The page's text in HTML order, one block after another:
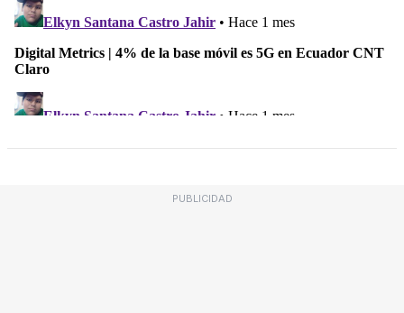
PUBLICIDAD